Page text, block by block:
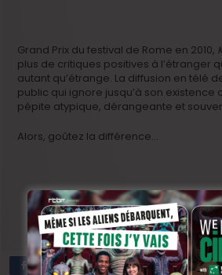
Grand Prix du festival de Rome en 2010,
plus de critiques positives à l’étranger
autant qu’étrange. La diffusion en télé
public qui ignore jusqu’à son existence
pépite atypique, dérangeante et
Alors, goûtez la différence…